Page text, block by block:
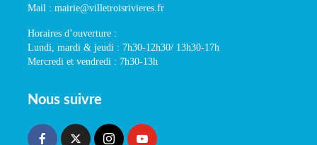
Mail : mairie@villetroisrivieres.fr
Horaires d’ouverture :
Lundi, mardi & jeudi : 7h30-12h30/ 13h30-17h
Mercredi et vendredi : 7h30-13h
Nous suivre